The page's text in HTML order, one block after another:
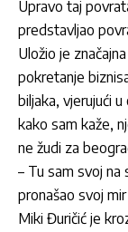
Upravo taj
predstavljao
Uložio je
pokretanje
biljaka, vjerujući
kako sam kaže,
ne žudi za
– Tu sam svoj na
pronašao svoj
Miki Đuričić je